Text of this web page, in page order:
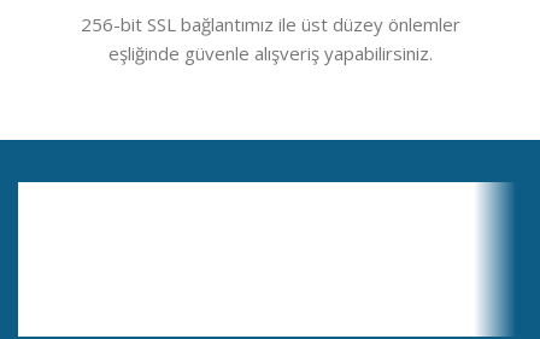
256-bit SSL bağlantımız ile üst düzey önlemler
eşliğinde güvenle alışveriş yapabilirsiniz.